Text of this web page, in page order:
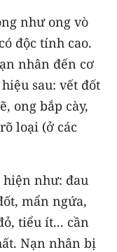
như ong vò
độc tính cao.
nhân đến cơ
sau: vết đốt
ong bắp cày,
loại (ở các
hiện như: đau
mẩn ngứa,
tiểu ít... cần
Nạn nhân bị